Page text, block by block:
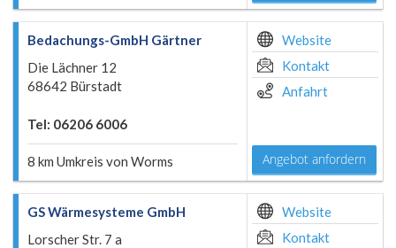
Bedachungs-GmbH Gärtner
Die Lächner 12
68642 Bürstadt
Tel: 06206 6006
8 km Umkreis von Worms
Website
Kontakt
Anfahrt
Angebot anfordern
GS Wärmesysteme GmbH
Lorscher Str. 7 a
Website
Kontakt